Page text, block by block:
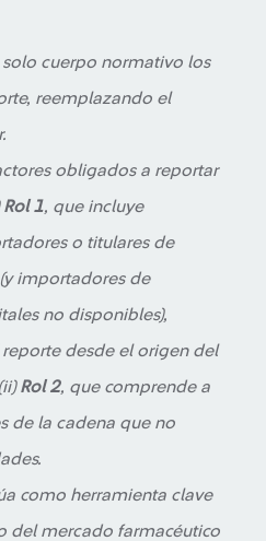
solo cuerpo normativo los
reemplazando el
obligados a reportar
Rol 1, que incluye
o titulares de
importadores de
no disponibles),
desde el origen del
Rol 2, que comprende a
de la cadena que no
como herramienta clave
del mercado farmacéutico